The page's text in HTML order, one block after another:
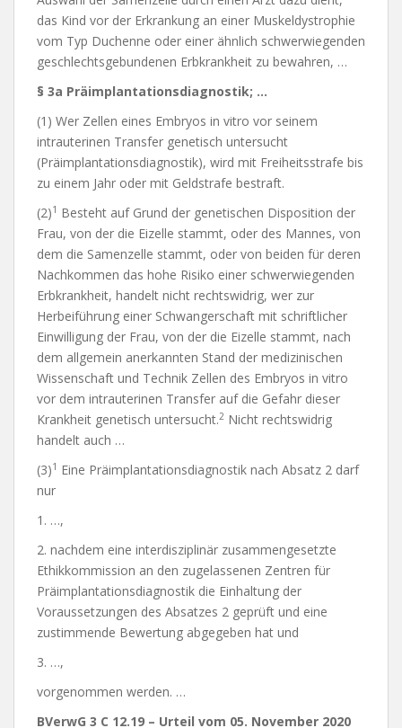
das Kind vor der Erkrankung an einer Muskeldystrophie
vom Typ Duchenne oder einer ähnlich schwerwiegenden
geschlechtsgebundenen Erbkrankheit zu bewahren, …
§ 3a Präimplantationsdiagnostik; …
(1) Wer Zellen eines Embryos in vitro vor seinem
intrauterinen Transfer genetisch untersucht
(Präimplantationsdiagnostik), wird mit Freiheitsstrafe bis
zu einem Jahr oder mit Geldstrafe bestraft.
(2)1 Besteht auf Grund der genetischen Disposition der
Frau, von der die Eizelle stammt, oder des Mannes, von
dem die Samenzelle stammt, oder von beiden für deren
Nachkommen das hohe Risiko einer schwerwiegenden
Erbkrankheit, handelt nicht rechtswidrig, wer zur
Herbeiführung einer Schwangerschaft mit schriftlicher
Einwilligung der Frau, von der die Eizelle stammt, nach
dem allgemein anerkannten Stand der medizinischen
Wissenschaft und Technik Zellen des Embryos in vitro
vor dem intrauterinen Transfer auf die Gefahr dieser
Krankheit genetisch untersucht.2 Nicht rechtswidrig
handelt auch …
(3)1 Eine Präimplantationsdiagnostik nach Absatz 2 darf
nur
1. …,
2. nachdem eine interdisziplinär zusammengesetzte
Ethikkommission an den zugelassenen Zentren für
Präimplantationsdiagnostik die Einhaltung der
Voraussetzungen des Absatzes 2 geprüft und eine
zustimmende Bewertung abgegeben hat und
3. …,
vorgenommen werden. …
BVerwG 3 C 12.19 – Urteil vom 05. November 2020